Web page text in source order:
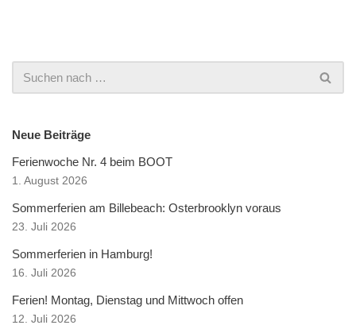
Neue Beiträge
Ferienwoche Nr. 4 beim BOOT
1. August 2026
Sommerferien am Billebeach: Osterbrooklyn voraus
23. Juli 2026
Sommerferien in Hamburg!
16. Juli 2026
Ferien! Montag, Dienstag und Mittwoch offen
12. Juli 2026